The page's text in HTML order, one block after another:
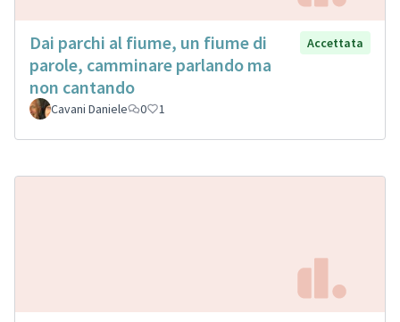
Dai parchi al fiume, un fiume di
parole, camminare parlando ma
non cantando
Accettata
Cavani Daniele 0 1